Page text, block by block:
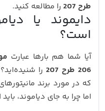
طرح 207
را مطالعه کنید.
دایموند یا
است؟
آیا شما هم بارها عبارت
206 طرح 207
را
که در مورد برند
اما چرا به جای دیاموند،